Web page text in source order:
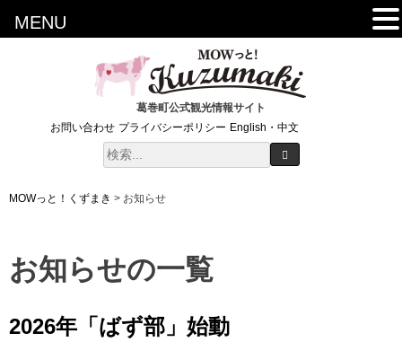
葛巻町公式観光情報サイト
お問い合わせ プライバシーポリシー English・中文
MOWっと！くずまき > お知らせ
お知らせの一覧
2026年「ばず部」始動
MENU